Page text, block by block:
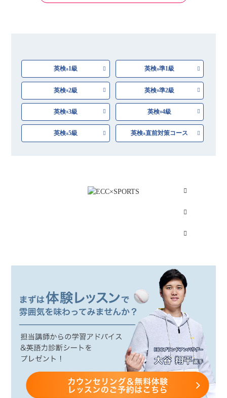
英検®1級 英検®準1級
英検®2級 英検®準2級
英検®3級 英検®4級
英検®5級 英検®直前対策コース